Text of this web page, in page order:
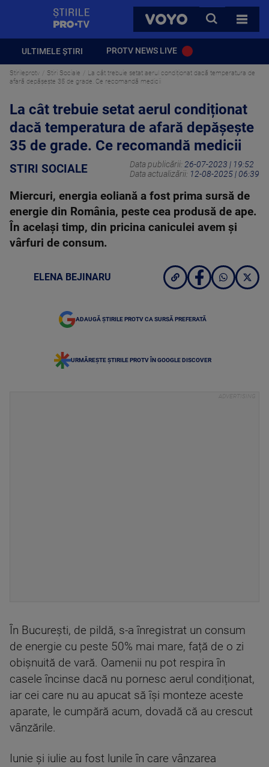
VOYO
CAUTA
TOATE
ULTIMELE ȘTIRI PROTV NEWS LIVE
Stirileprotv Stiri Sociale
La cât trebuie setat aerul condiționat dacă temperatura de
afară depășește 35 de grade. Ce recomandă medicii
La cât trebuie setat aerul condiționat
dacă temperatura de afară depășește
35 de grade. Ce recomandă medicii
STIRI SOCIALE Data publicării: 26-07-2023 | 19:52
Data actualizării: 12-08-2025 | 06:39
Miercuri, energia eoliană a fost prima sursă de
energie din România, peste cea produsă de ape.
În același timp, din pricina caniculei avem și
vârfuri de consum.
ELENA BEJINARU
ADAUGĂ ȘTIRILE PROTV CA SURSĂ PREFERATĂ
URMĂREȘTE ȘTIRILE PROTV ÎN GOOGLE DISCOVER
În București, de pildă, s-a înregistrat un consum
de energie cu peste 50% mai mare, față de o zi
obișnuită de vară. Oamenii nu pot respira în
casele încinse dacă nu pornesc aerul condiționat,
iar cei care nu au apucat să își monteze aceste
aparate, le cumpără acum, dovadă că au crescut
vânzările.
Iunie și iulie au fost lunile în care vânzarea